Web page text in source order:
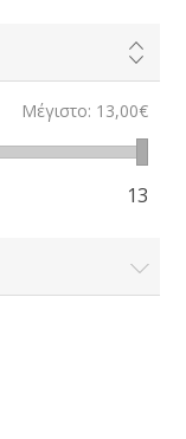
Μέγιστο: 13,00€
13